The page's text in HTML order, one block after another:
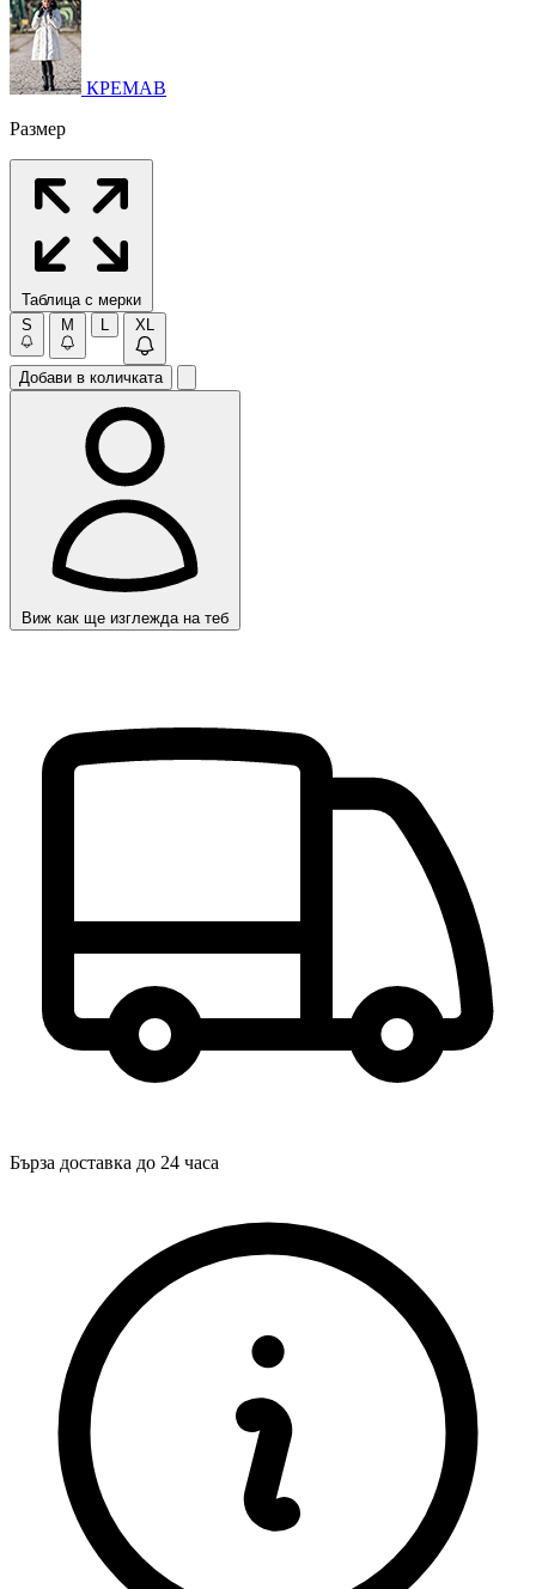
КРЕМАВ
Размер
Таблица с мерки
S
M L XL
Добави в количката
Виж как ще изглежда на теб
Бърза доставка до 24 часа